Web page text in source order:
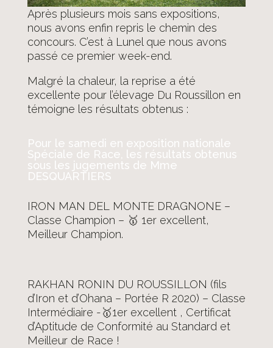
Après plusieurs mois sans expositions,
nous avons enfin repris le chemin des
concours. C’est à Lunel que nous avons
passé ce premier week-end.
Malgré la chaleur, la reprise a été
excellente pour l’élevage Du Roussillon en
témoigne les résultats obtenus :
Pour le samedi en exposition nationale
Spéciale de Race, les résultats obtenus
sous les jugements de Mme
DESQUARTIERS
IRON MAN DEL MONTE DRAGNONE –
Classe Champion – 🥇 1er excellent,
Meilleur Champion.
RAKHAN RONIN DU ROUSSILLON (fils
d’Iron et d’Ohana – Portée R 2020) – Classe
Intermédiaire -🥇1er excellent , Certificat
d’Aptitude de Conformité au Standard et
Meilleur de Race !